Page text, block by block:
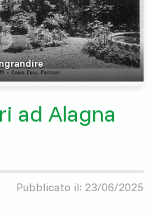
ad Alagna
Pubblicato il: 23/06/2025